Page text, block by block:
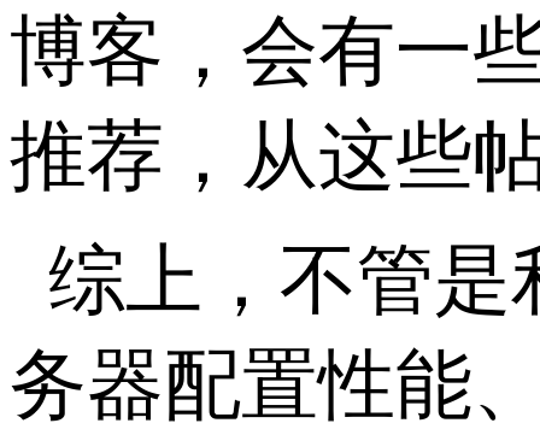
博客，会有一
推荐，从这些
综上，不管是
务器配置性能